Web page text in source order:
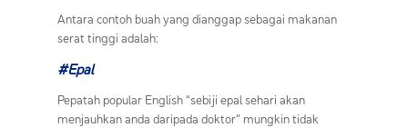
Antara contoh buah yang dianggap sebagai makanan
serat tinggi adalah:
#Epal
Pepatah popular English “sebiji epal sehari akan
menjauhkan anda daripada doktor” mungkin tidak